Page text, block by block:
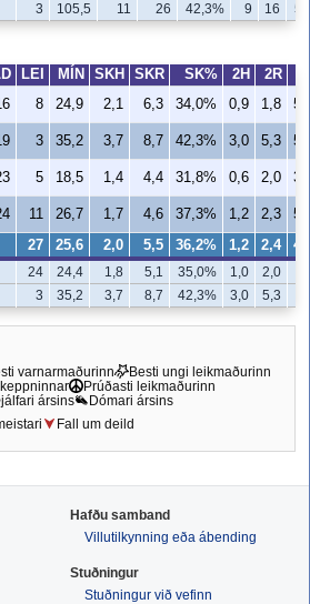
3 105,5 11 26 42,3% 9 16
LEI MÍN SKH SKR SK% 2H 2R
8 24,9 2,1 6,3 34,0% 0,9 1,8
3 35,2 3,7 8,7 42,3% 3,0 5,3
5 18,5 1,4 4,4 31,8% 0,6 2,0
11 26,7 1,7 4,6 37,3% 1,2 2,3
27 25,6 2,0 5,5 36,2% 1,2 2,4
24 24,4 1,8 5,1 35,0% 1,0 2,0
3 35,2 3,7 8,7 42,3% 3,0 5,3
varnarmaðurinn
Besti ungi leikmaðurinn
Prúðasti leikmaðurinn
ársins
Dómari ársins
Fall um deild
Hafðu samband
Villutilkynning eða ábending
Stuðningur
Stuðningur við vefinn